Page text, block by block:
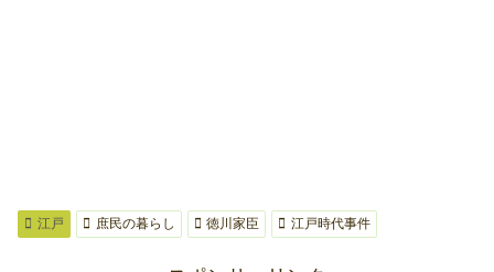
江戸 庶民の暮らし 徳川家臣 江戸時代事件